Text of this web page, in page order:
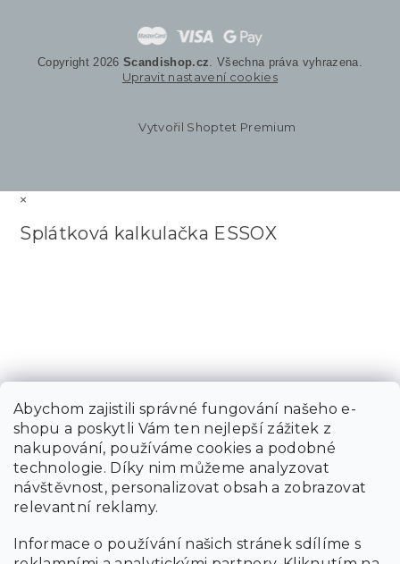
Abychom zajistili správné fungování našeho e-
shopu a poskytli Vám ten nejlepší zážitek z
nakupování, používáme cookies a podobné
technologie. Díky nim můžeme analyzovat
návštěvnost, personalizovat obsah a zobrazovat
relevantní reklamy.
Informace o používání našich stránek sdílíme s
Vytvořil Shoptet Premium
Copyright 2026 Scandishop.cz . Všechna práva vyhrazena.
Upravit nastavení cookies
×
Splátková kalkulačka ESSOX